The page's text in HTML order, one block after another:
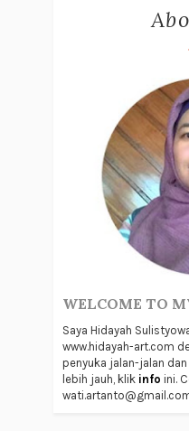
WELCOME TO
Saya Hidayah
www.hidayah-art.com
penyuka jalan-jalan
lebih jauh, klik info ini.